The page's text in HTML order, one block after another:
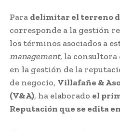
Para delimitar el terreno
corresponde a la gestión
los términos asociados a
management, la
en la gestión de la
de negocio, Villafañe &
(V&A), ha elaborado el
Reputación que se edita